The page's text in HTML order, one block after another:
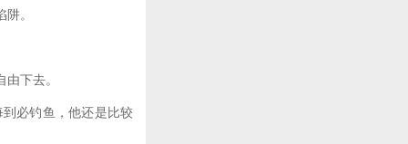
。
下去。
必钓鱼，他还是比较